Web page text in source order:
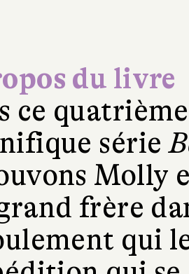
du livre
ce
série
Molly
frère
qui